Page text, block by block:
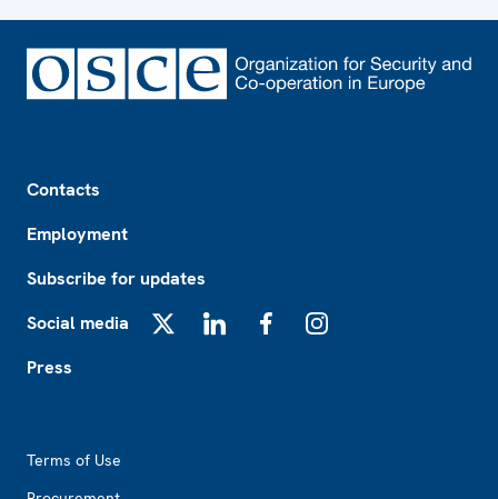
Contacts
Employment
Subscribe for updates
Social media
Press
Terms of Use